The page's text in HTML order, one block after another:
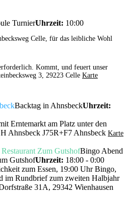
TurnierUhrzeit: 10:00
Celle, für das leibliche Wohl
Kommt, und feuert unser
3, 29223 Celle Karte
Backtag in AhnsbeckUhrzeit:
Erntemarkt am Platz unter den
Ahnsbeck J75R+F7 Ahnsbeck Karte
Zum GutshofBingo Abend
GutshofUhrzeit: 18:00 - 0:00
zum Essen, 19:00 Uhr Bingo,
im Rundbrief zum zweiten Halbjahr
31A, 29342 Wienhausen